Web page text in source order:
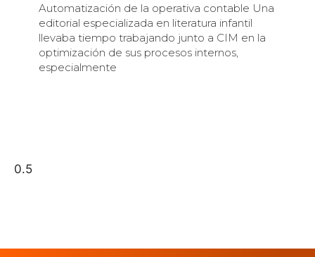
Automatización de la operativa contable Una
editorial especializada en literatura infantil
llevaba tiempo trabajando junto a CIM en la
optimización de sus procesos internos,
especialmente